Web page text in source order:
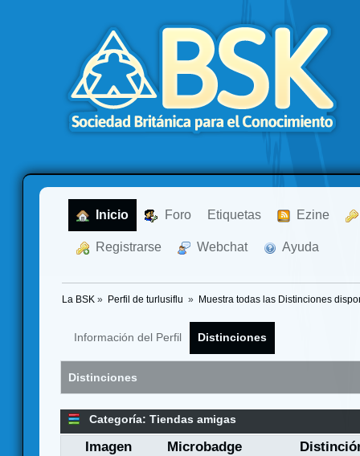
Inicio Foro Etiquetas Ezine
Registrarse Webchat Ayuda
La BSK » Perfil de turlusiflu » Muestra todas las Distinciones
Información del Perfil Distinciones
Distinciones
Categoría: Tiendas amigas
Imagen Microbadge